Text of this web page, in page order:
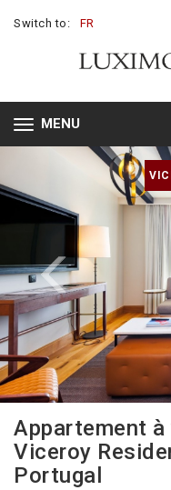
Switch to: FR
Toggle
navigation
MENU
Appartement
Viceroy
Portugal